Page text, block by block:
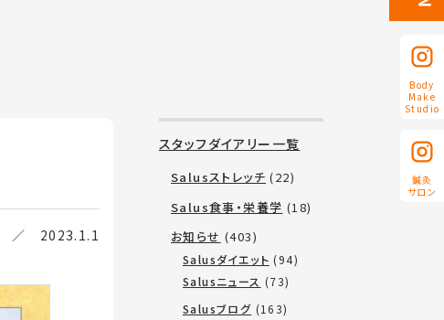
Body
Make
Studio
鍼灸
サロン
／ 2023.1.1
スタッフダイアリー一覧
Salusストレッチ (22)
Salus食事・栄養学 (18)
お知らせ (403)
Salusダイエット (94)
Salusニュース (73)
Salusブログ (163)